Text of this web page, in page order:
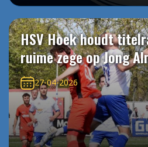
HSV Hoek houdt
ruime zege op Jong
27-04-2026